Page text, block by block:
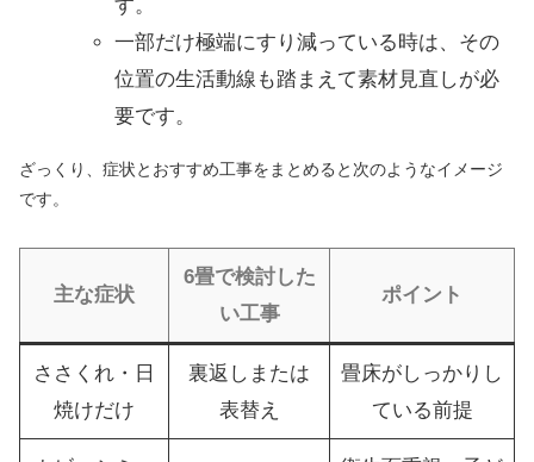
す。
一部だけ極端にすり減っている時は、その
位置の生活動線も踏まえて素材見直しが必
要です。
ざっくり、症状とおすすめ工事をまとめると次のようなイメージ
です。
主な症状
6畳で検討した
い工事
ポイント
ささくれ・日
焼けだけ
裏返しまたは
表替え
畳床がしっかりし
ている前提